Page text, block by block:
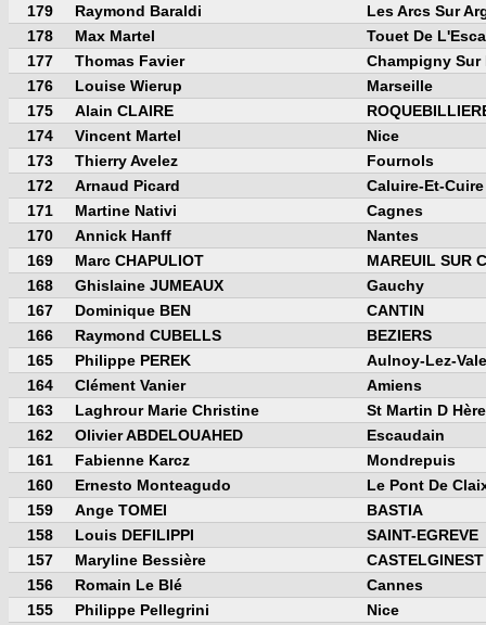
179
Raymond Baraldi
Les Arcs Sur
178
Max Martel
Touet De
177
Thomas Favier
Champigny Sur
176
Louise Wierup
Marseille
175
Alain CLAIRE
174
Vincent Martel
Nice
173
Thierry Avelez
Fournols
172
Arnaud Picard
Caluire-Et-Cuire
171
Martine Nativi
Cagnes
170
Annick Hanff
Nantes
169
Marc CHAPULIOT
MAREUIL SUR
168
Ghislaine JUMEAUX
Gauchy
167
Dominique BEN
CANTIN
166
Raymond CUBELLS
BEZIERS
165
Philippe PEREK
Aulnoy-Lez-
164
Clément Vanier
Amiens
163
Laghrour Marie Christine
St Martin D
162
Olivier ABDELOUAHED
Escaudain
161
Fabienne Karcz
Mondrepuis
160
Ernesto Monteagudo
Le Pont De
159
Ange TOMEI
BASTIA
158
Louis DEFILIPPI
SAINT-EGREVE
157
Maryline Bessière
CASTELGINEST
156
Romain Le Blé
Cannes
155
Philippe Pellegrini
Nice